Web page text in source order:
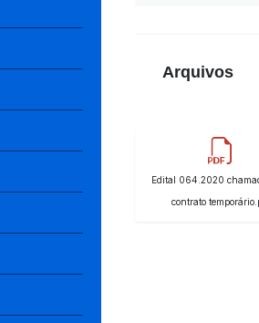
Arquivos
Edital 064.2020
contrato